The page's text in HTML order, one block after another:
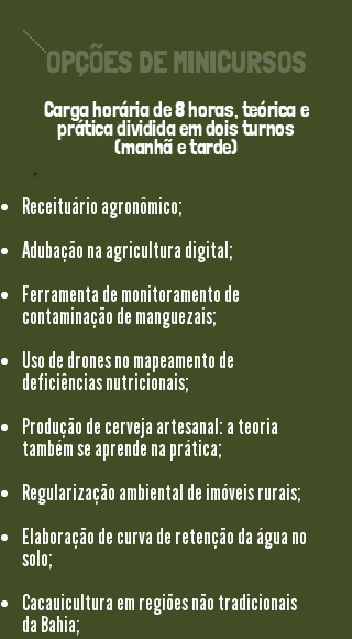
OPÇÕES DE MINICURSOS
Carga horária de 8 horas, teórica e
prática dividida em dois turnos
(manhã e tarde)
Receituário agronômico;
Adubação na agricultura digital;
Ferramenta de monitoramento de
contaminação de manguezais;
Uso de drones no mapeamento de
deficiências nutricionais;
Produção de cerveja artesanal: a teoria
também se aprende na prática;
Regularização ambiental de imóveis rurais;
Elaboração de curva de retenção da água no
solo;
Cacauicultura em regiões não tradicionais
da Bahia;